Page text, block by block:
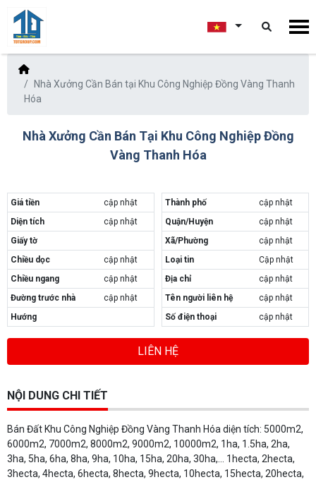
Nhà Xưởng Cần Bán tại Khu Công Nghiệp Đồng Vàng Thanh
Hóa
Nhà Xưởng Cần Bán Tại Khu Công Nghiệp Đồng
Vàng Thanh Hóa
Giá tiền
cập nhật
Diện tích
cập nhật
Giấy tờ
Chiều dọc
cập nhật
Chiều ngang
cập nhật
Đường trước nhà
cập nhật
Hướng
Thành phố
cập nhật
Quận/Huyện
cập nhật
Xã/Phường
cập nhật
Loại tin
Cập nhật
Địa chỉ
cập nhật
Tên người liên hệ
cập nhật
Số điện thoại
cập nhật
LIÊN HỆ
NỘI DUNG CHI TIẾT
Bán Đất Khu Công Nghiệp Đồng Vàng Thanh Hóa diện tích: 5000m2,
6000m2, 7000m2, 8000m2, 9000m2, 10000m2, 1ha, 1.5ha, 2ha,
3ha, 5ha, 6ha, 8ha, 9ha, 10ha, 15ha, 20ha, 30ha,… 1hecta, 2hecta,
3hecta, 4hecta, 6hecta, 8hecta, 9hecta, 10hecta, 15hecta, 20hecta,